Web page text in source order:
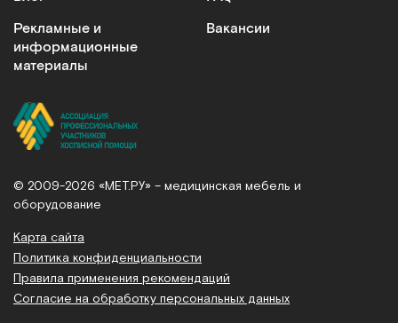
Рекламные и
информационные
материалы
Вакансии
© 2009-2026 «МЕТ.РУ» – медицинская мебель и
оборудование
Карта сайта
Политика конфиденциальности
Правила применения рекомендаций
Согласие на обработку персональных данных